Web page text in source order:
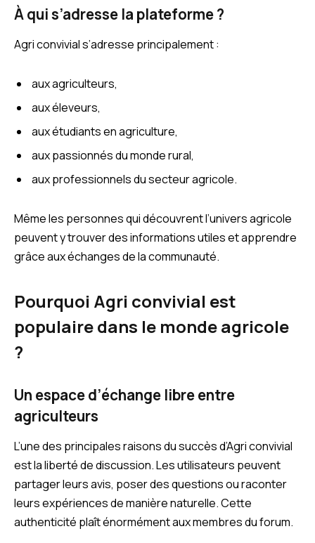
À qui s’adresse la plateforme ?
Agri convivial s’adresse principalement :
aux agriculteurs,
aux éleveurs,
aux étudiants en agriculture,
aux passionnés du monde rural,
aux professionnels du secteur agricole.
Même les personnes qui découvrent l’univers agricole
peuvent y trouver des informations utiles et apprendre
grâce aux échanges de la communauté.
Pourquoi Agri convivial est
populaire dans le monde agricole
?
Un espace d’échange libre entre
agriculteurs
L’une des principales raisons du succès d’Agri convivial
est la liberté de discussion. Les utilisateurs peuvent
partager leurs avis, poser des questions ou raconter
leurs expériences de manière naturelle. Cette
authenticité plaît énormément aux membres du forum.